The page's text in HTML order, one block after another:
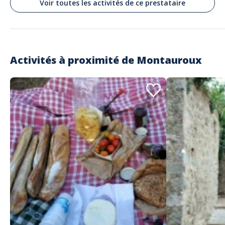
nathalie
vieux pedalo qui a grince tout le long et
juste dit prenez celui la, pas de gilet de
sauvetage, ri
Commenté le 12/07/2020
*voir mon avis *voir mon avis *NON
Voir toutes les activités de ce prestataire
Activités à proximité de Montauroux